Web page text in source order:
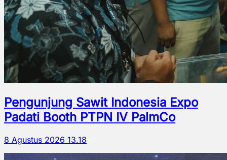
Pengunjung Sawit Indonesia Expo
Padati Booth PTPN IV PalmCo
8 Agustus 2026 13.18